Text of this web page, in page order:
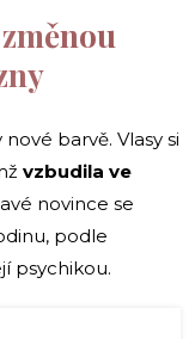
barvě. Vlasy si
vzbudila ve
novince se
podle
psychikou.